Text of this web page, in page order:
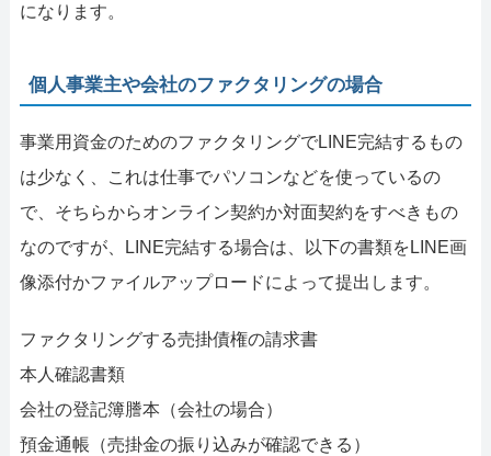
になります。
個人事業主や会社のファクタリングの場合
事業用資金のためのファクタリングでLINE完結するもの
は少なく、これは仕事でパソコンなどを使っているの
で、そちらからオンライン契約か対面契約をすべきもの
なのですが、LINE完結する場合は、以下の書類をLINE画
像添付かファイルアップロードによって提出します。
ファクタリングする売掛債権の請求書
本人確認書類
会社の登記簿謄本（会社の場合）
預金通帳（売掛金の振り込みが確認できる）